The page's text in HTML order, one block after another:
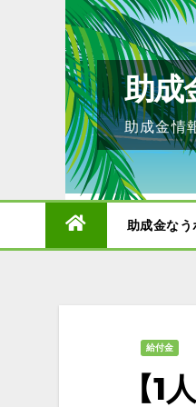
助成
助成金情
助成金な
給付金
【